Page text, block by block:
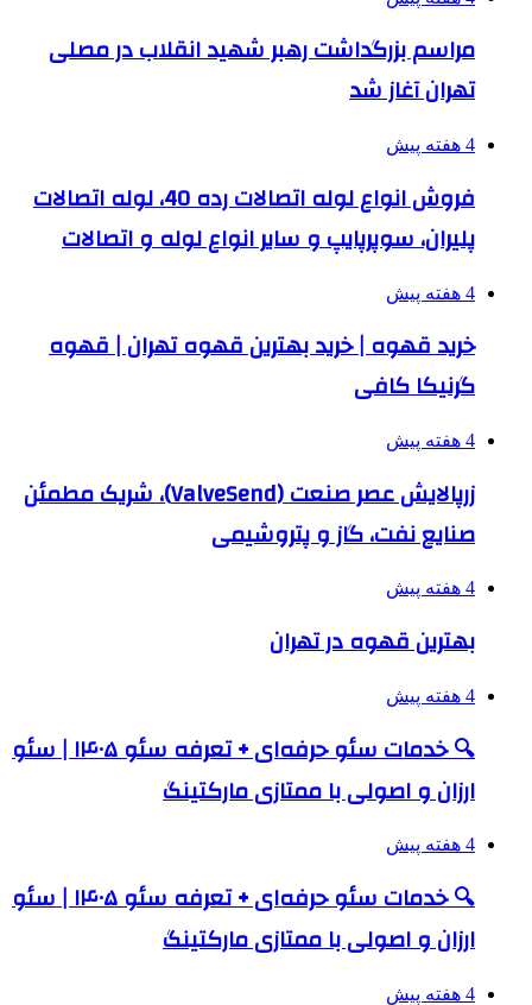
مراسم بزرگداشت رهبر شهید انقلاب در مصلی
تهران آغاز شد
4 هفته پیش
فروش انواع لوله اتصالات رده 40، لوله اتصالات
پلیران، سوپرپایپ و سایر انواع لوله و اتصالات
4 هفته پیش
خرید قهوه | خرید بهترین قهوه تهران | قهوه
گرنیکا کافی
4 هفته پیش
زرپالایش عصر صنعت (ValveSend)، شریک مطمئن
صنایع نفت، گاز و پتروشیمی
4 هفته پیش
بهترین قهوه در تهران
4 هفته پیش
🔍 خدمات سئو حرفه‌ای + تعرفه سئو ۱۴۰۵ | سئو
ارزان و اصولی با ممتازی مارکتینگ
4 هفته پیش
🔍 خدمات سئو حرفه‌ای + تعرفه سئو ۱۴۰۵ | سئو
ارزان و اصولی با ممتازی مارکتینگ
4 هفته پیش